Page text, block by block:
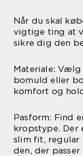
Når du skal
vigtige ting at
sikre dig den
Materiale: Vælg
bomuld eller
komfort og
Pasform: Find
kropstype. Der
slim fit,
den, der